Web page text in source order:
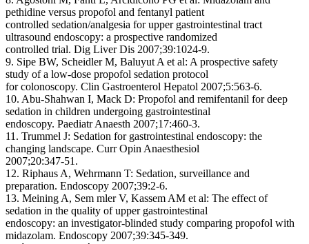
pethidine versus propofol and fentanyl patient
controlled sedation/analgesia for upper gastrointestinal tract
ultrasound endoscopy: a prospective randomized
controlled trial. Dig Liver Dis 2007;39:1024-9.
9. Sipe BW, Scheidler M, Baluyut A et al: A prospective safety
study of a low-dose propofol sedation protocol
for colonoscopy. Clin Gastroenterol Hepatol 2007;5:563-6.
10. Abu-Shahwan I, Mack D: Propofol and remifentanil for deep
sedation in children undergoing gastrointestinal
endoscopy. Paediatr Anaesth 2007;17:460-3.
11. Trummel J: Sedation for gastrointestinal endoscopy: the
changing landscape. Curr Opin Anaesthesiol
2007;20:347-51.
12. Riphaus A, Wehrmann T: Sedation, surveillance and
preparation. Endoscopy 2007;39:2-6.
13. Meining A, Sem mler V, Kassem AM et al: The effect of
sedation in the quality of upper gastrointestinal
endoscopy: an investigator-blinded study comparing propofol with
midazolam. Endoscopy 2007;39:345-349.